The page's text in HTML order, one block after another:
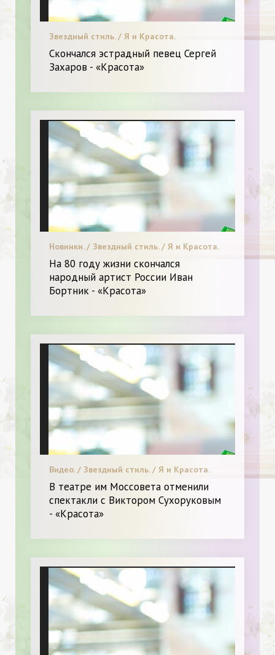
Звездный стиль. / Я и Красота.
Скончался эстрадный певец Сергей
Захаров - «Красота»
Новинки. / Звездный стиль. / Я и Красота.
На 80 году жизни скончался
народный артист России Иван
Бортник - «Красота»
Видео. / Звездный стиль. / Я и Красота.
В театре им Моссовета отменили
спектакли с Виктором Сухоруковым
- «Красота»